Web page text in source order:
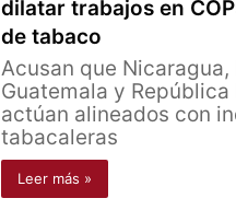
dilatar trabajos en
de tabaco
Acusan que Nicaragua,
Guatemala y
actúan alineados con
tabacaleras
Leer más »